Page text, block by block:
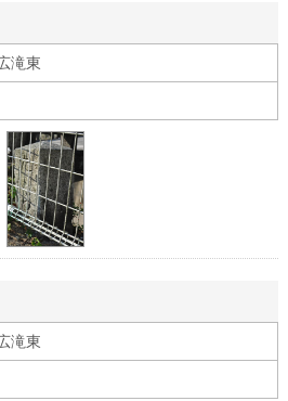
滝東
滝東